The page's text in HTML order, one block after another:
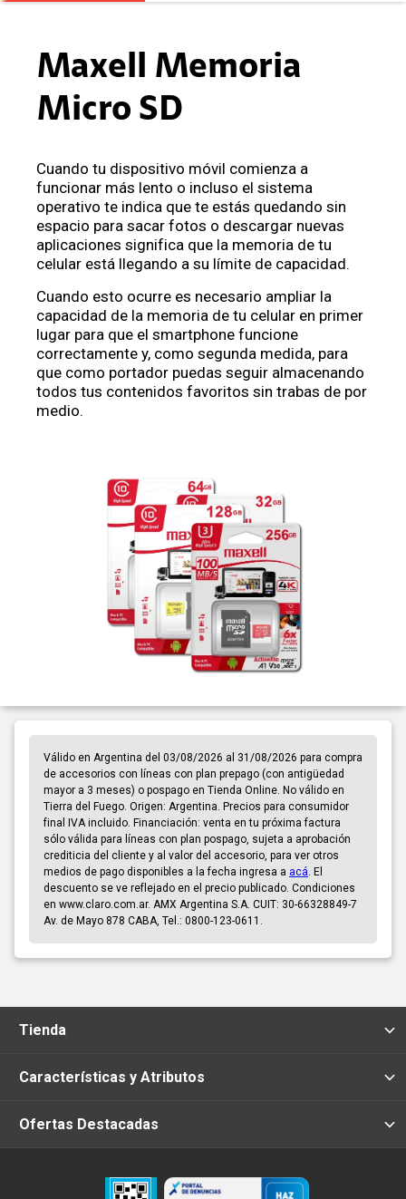
Maxell Memoria
Micro SD
Cuando tu dispositivo móvil comienza a
funcionar más lento o incluso el sistema
operativo te indica que te estás quedando sin
espacio para sacar fotos o descargar nuevas
aplicaciones significa que la memoria de tu
celular está llegando a su límite de capacidad.
Cuando esto ocurre es necesario ampliar la
capacidad de la memoria de tu celular en primer
lugar para que el smartphone funcione
correctamente y, como segunda medida, para
que como portador puedas seguir almacenando
todos tus contenidos favoritos sin trabas de por
medio.
Válido en Argentina del 03/08/2026 al 31/08/2026 para compra
de accesorios con líneas con plan prepago (con antigüedad
mayor a 3 meses) o pospago en Tienda Online. No válido en
Tierra del Fuego. Origen: Argentina. Precios para consumidor
final IVA incluido. Financiación: venta en tu próxima factura
sólo válida para líneas con plan pospago, sujeta a aprobación
crediticia del cliente y al valor del accesorio, para ver otros
medios de pago disponibles a la fecha ingresa a acá . El
descuento se ve reflejado en el precio publicado. Condiciones
en www.claro.com.ar. AMX Argentina S.A. CUIT: 30-66328849-7
Av. de Mayo 878 CABA, Tel.: 0800-123-0611.
Tienda
Características y Atributos
Ofertas Destacadas